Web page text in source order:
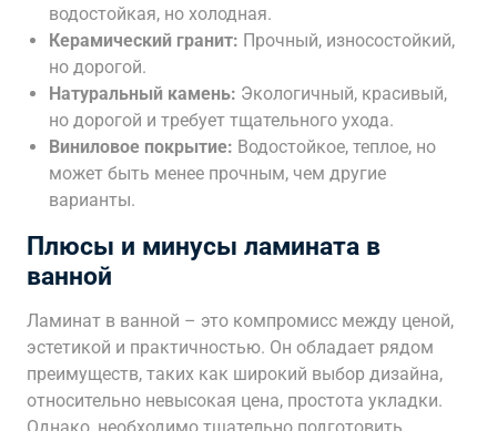
водостойкая, но холодная.
Керамический гранит: Прочный, износостойкий,
но дорогой.
Натуральный камень: Экологичный, красивый,
но дорогой и требует тщательного ухода.
Виниловое покрытие: Водостойкое, теплое, но
может быть менее прочным, чем другие
варианты.
Плюсы и минусы ламината в
ванной
Ламинат в ванной – это компромисс между ценой,
эстетикой и практичностью. Он обладает рядом
преимуществ, таких как широкий выбор дизайна,
относительно невысокая цена, простота укладки.